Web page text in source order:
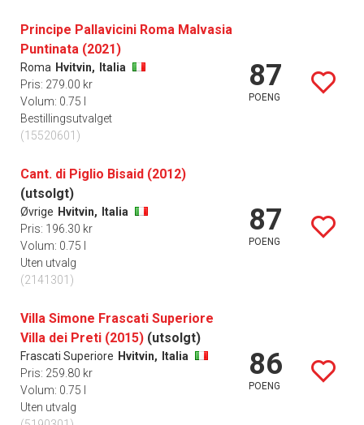
Principe Pallavicini Roma Malvasia
Puntinata (2021)
Roma Hvitvin,
Italia
Pris: 279.00 kr
Volum: 0.75 l
Bestillingsutvalget
(15520601)
87
POENG
Cant. di Piglio Bisaid (2012)
(utsolgt)
Øvrige Hvitvin,
Italia
Pris: 196.30 kr
Volum: 0.75 l
Uten utvalg
(2141301)
87
POENG
Villa Simone Frascati Superiore
Villa dei Preti (2015) (utsolgt)
Frascati Superiore Hvitvin,
Italia
Pris: 259.80 kr
Volum: 0.75 l
Uten utvalg
86
POENG